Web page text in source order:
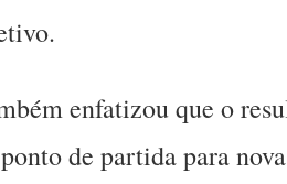
enfatizou que o
de partida para